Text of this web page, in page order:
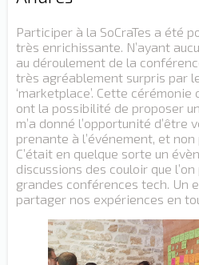
Participer à la SoCraTes a été
très enrichissante. N’ayant
au déroulement de la
très agréablement surpris par
‘marketplace’. Cette
ont la possibilité de proposer
m’a donné l’opportunité
prenante à l’événement, et
C’était en quelque sorte un
discussions des couloir que
grandes conférences tech. Un
partager nos expériences en